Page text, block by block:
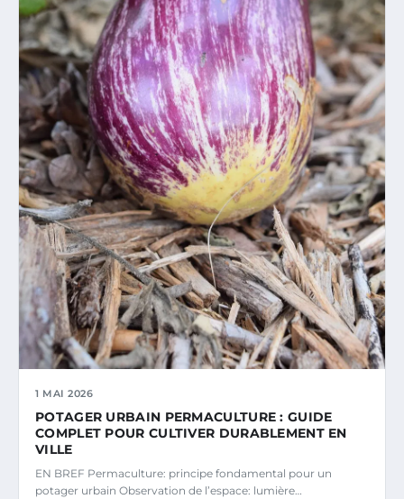
1 MAI 2026
POTAGER URBAIN PERMACULTURE : GUIDE
COMPLET POUR CULTIVER DURABLEMENT EN
VILLE
EN BREF Permaculture: principe fondamental pour un
potager urbain Observation de l’espace: lumière…